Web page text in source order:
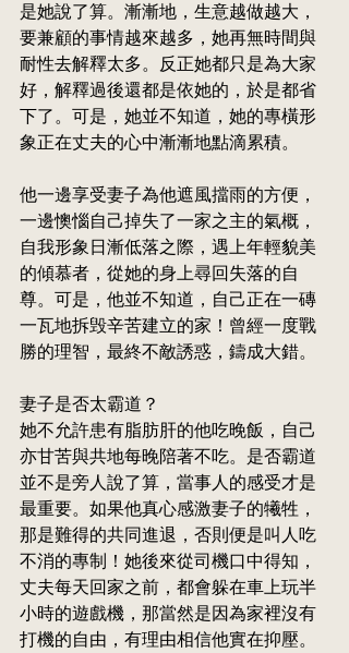
是她說了算。漸漸地，生意越做越大，
要兼顧的事情越來越多，她再無時間與
耐性去解釋太多。反正她都只是為大家
好，解釋過後還都是依她的，於是都省
下了。可是，她並不知道，她的專橫形
象正在丈夫的心中漸漸地點滴累積。
他一邊享受妻子為他遮風擋雨的方便，
一邊懊惱自己掉失了一家之主的氣概，
自我形象日漸低落之際，遇上年輕貌美
的傾慕者，從她的身上尋回失落的自
尊。可是，他並不知道，自己正在一磚
一瓦地拆毁辛苦建立的家！曾經一度戰
勝的理智，最終不敵誘惑，鑄成大錯。
妻子是否太霸道？
她不允許患有脂肪肝的他吃晚飯，自己
亦甘苦與共地每晚陪著不吃。是否霸道
並不是旁人說了算，當事人的感受才是
最重要。如果他真心感激妻子的犧牲，
那是難得的共同進退，否則便是叫人吃
不消的專制！她後來從司機口中得知，
丈夫每天回家之前，都會躲在車上玩半
小時的遊戲機，那當然是因為家裡沒有
打機的自由，有理由相信他實在抑壓。